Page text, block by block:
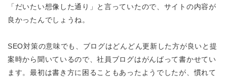
「だいたい想像した通り」と言っていたので、サイトの内容が
良かったんでしょうね。
SEO対策の意味でも、ブログはどんどん更新した方が良いと提
案時から聞いているので、社員ブログはがんばって書かせてい
ます。最初は書き方に困ることもあったようでしたが、慣れて